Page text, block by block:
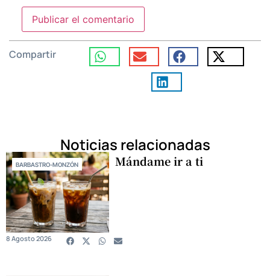
Compartir
Noticias relacionadas
BARBASTRO-MONZÓN Mándame ir a ti
8 Agosto 2026